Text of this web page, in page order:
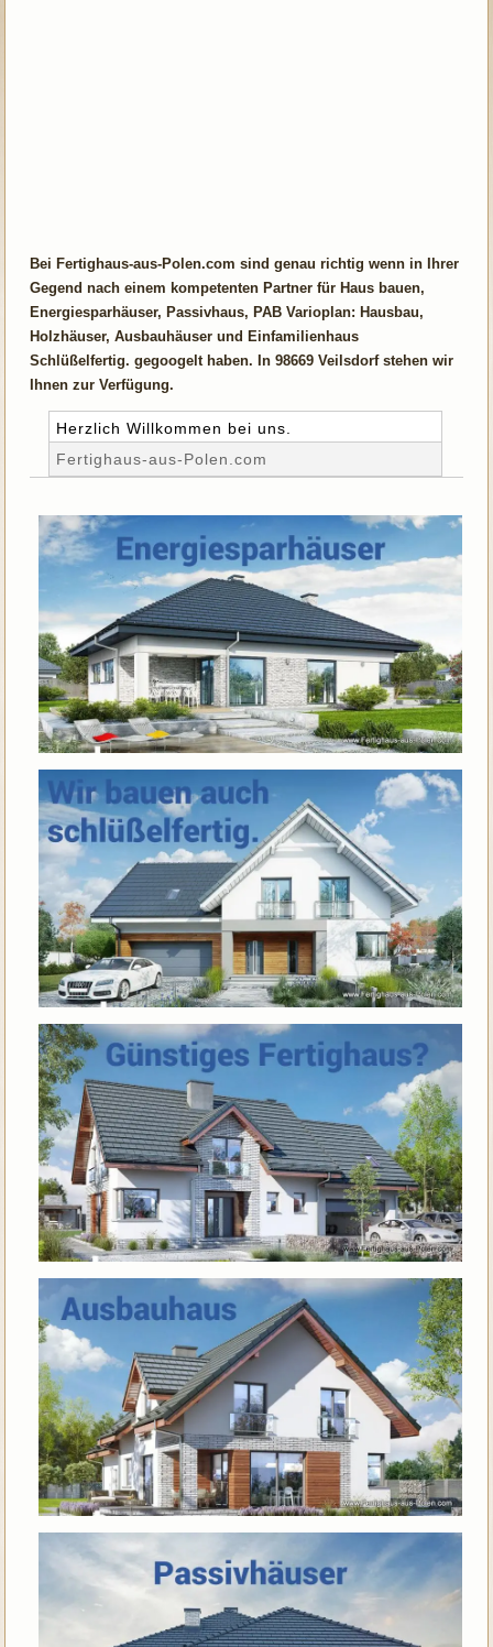
Bei Fertighaus-aus-Polen.com sind genau richtig wenn in Ihrer
Gegend nach einem kompetenten Partner für Haus bauen,
Energiesparhäuser, Passivhaus, PAB Varioplan: Hausbau,
Holzhäuser, Ausbauhäuser und Einfamilienhaus
Schlüßelfertig. gegoogelt haben. In 98669 Veilsdorf stehen wir
Ihnen zur Verfügung.
Herzlich Willkommen bei uns.
Fertighaus-aus-Polen.com